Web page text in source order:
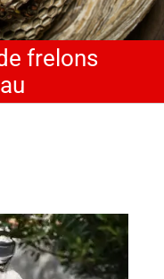
frelons